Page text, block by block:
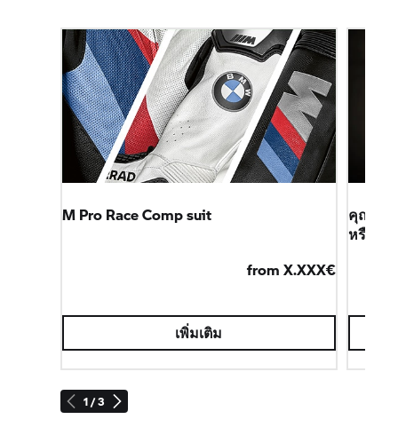
1 / 3
M Pro Race Comp suit
from X.XXX€
เพิ่มเติม
คุณยังไ
หรือไม่